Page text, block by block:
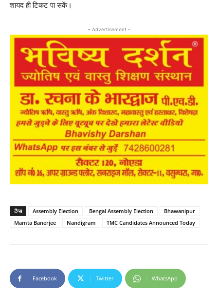
शायद ही टिकट पा सकें।
- Advertisement -
टैग्स Assembly Election Bengal Assembly Election
Bhawanipur
Mamta Banerjee
Nandigram TMC Candidates Announced Today
Facebook Twitter WhatsApp